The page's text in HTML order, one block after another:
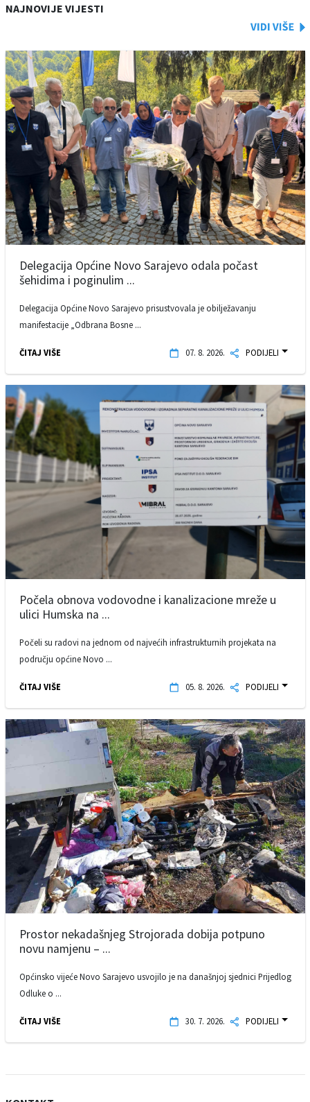
NAJNOVIJE VIJESTI
Delegacija Općine Novo Sarajevo odala počast
šehidima i poginulim ...
Delegacija Općine Novo Sarajevo prisustvovala je obilježavanju
manifestacije „Odbrana Bosne ...
ČITAJ VIŠE 07. 8. 2026. PODIJELI
Počela obnova vodovodne i kanalizacione mreže u
ulici Humska na ...
Počeli su radovi na jednom od najvećih infrastrukturnih projekata na
području općine Novo ...
ČITAJ VIŠE 05. 8. 2026. PODIJELI
Prostor nekadašnjeg Strojorada dobija potpuno
novu namjenu – ...
Općinsko vijeće Novo Sarajevo usvojilo je na današnjoj sjednici Prijedlog
Odluke o ...
ČITAJ VIŠE 30. 7. 2026. PODIJELI